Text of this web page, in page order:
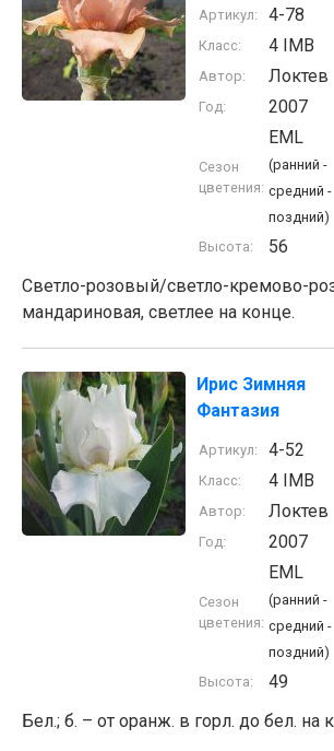
Артикул: 4-78
Класс: 4 IMB
Автор: Локтев
Год: 2007
Сезон
цветения:
EML
(ранний -
средний -
поздний)
Высота:
56
Cветло-розовый/светло-кремово-
мандариновая, светлее на конце.
Ирис Зимняя
Фантазия
Артикул: 4-52
Класс: 4 IMB
Автор: Локтев
Год: 2007
Сезон
цветения:
EML
(ранний -
средний -
поздний)
Высота:
49
Бел.; б. – от оранж. в горл. до бел. на